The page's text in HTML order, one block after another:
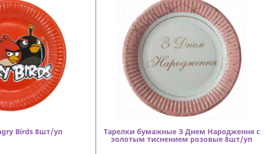
Birds 8шт/уп Тарелки бумажные З Днем Народження с
золотым тиснением розовые 8шт/уп